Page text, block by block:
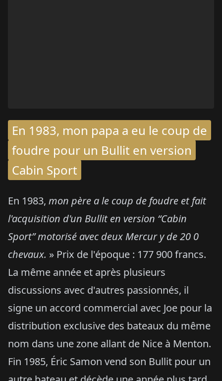
En 1983, mon papa a eu le coup de
foudre pour un Bullit en version
Cabin Sport
En 1983, mon père a le coup de foudre et fait
l'acquisition d'un Bullit en version “Cabin
Sport” motorisé avec deux Mercur y de 20 0
chevaux. » Prix de l'époque : 177 900 francs.
La même année et après plusieurs
discussions avec d'autres passionnés, il
signe un accord commercial avec Joe pour la
distribution exclusive des bateaux du même
nom dans une zone allant de Nice à Menton.
Fin 1985, Éric Samon vend son Bullit pour un